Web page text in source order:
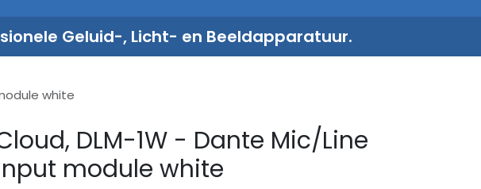
Geluid-, Licht- en Beeldapparatuur.
white
DLM-1W - Dante Mic/Line
module white